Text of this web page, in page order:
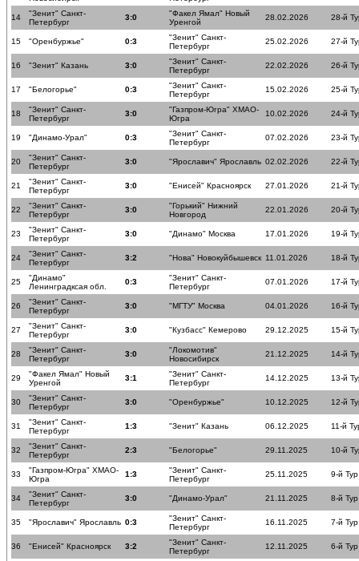
14
"Зенит" Санкт-
Петербург
3:0
"Факел Ямал" Новый
Уренгой
28.02.2026 28-й
15 "Оренбуржье" 0:3
"Зенит" Санкт-
Петербург
25.02.2026 27-й
16 "Зенит" Казань 3:0
"Зенит" Санкт-
Петербург
22.02.2026 26-й
17 "Белогорье" 0:3
"Зенит" Санкт-
Петербург
15.02.2026 25-й
18
"Зенит" Санкт-
Петербург
3:0
"Газпром-Югра" ХМАО-
Югра
10.02.2026 24-й
19 "Динамо-Урал" 0:3
"Зенит" Санкт-
Петербург
07.02.2026 23-й
20
"Зенит" Санкт-
Петербург
3:0 "Ярославич" Ярославль 02.02.2026 22-й
21
"Зенит" Санкт-
Петербург
3:0 "Енисей" Красноярск 27.01.2026 21-й
22
"Зенит" Санкт-
Петербург
3:0
"Горький" Нижний
Новгород
22.01.2026 20-й
23
"Зенит" Санкт-
Петербург
3:0 "Динамо" Москва 17.01.2026 19-й
24
"Зенит" Санкт-
Петербург
3:2 "Нова" Новокуйбышевск 11.01.2026 18-й
25
"Динамо"
Ленинградксая обл.
0:3
"Зенит" Санкт-
Петербург
07.01.2026 17-й
26
"Зенит" Санкт-
Петербург
3:0 "МГТУ" Москва 04.01.2026 16-й
27
"Зенит" Санкт-
Петербург
3:0 "Кузбасс" Кемерово 29.12.2025 15-й
28
"Зенит" Санкт-
Петербург
3:0
"Локомотив"
Новосибирск
21.12.2025 14-й
29
"Факел Ямал" Новый
Уренгой
3:1
"Зенит" Санкт-
Петербург
14.12.2025 13-й
30
"Зенит" Санкт-
Петербург
3:0 "Оренбуржье" 10.12.2025 12-й
31
"Зенит" Санкт-
Петербург
1:3 "Зенит" Казань 06.12.2025 11-й
32
"Зенит" Санкт-
Петербург
2:3 "Белогорье" 29.11.2025 10-й
33
"Газпром-Югра" ХМАО-
Югра
1:3
"Зенит" Санкт-
Петербург
25.11.2025 9-й Тур
34
"Зенит" Санкт-
Петербург
3:0 "Динамо-Урал" 21.11.2025 8-й Тур
35 "Ярославич" Ярославль 0:3
"Зенит" Санкт-
Петербург
16.11.2025 7-й Тур
36 "Енисей" Красноярск 3:2
"Зенит" Санкт-
Петербург
12.11.2025 6-й Тур